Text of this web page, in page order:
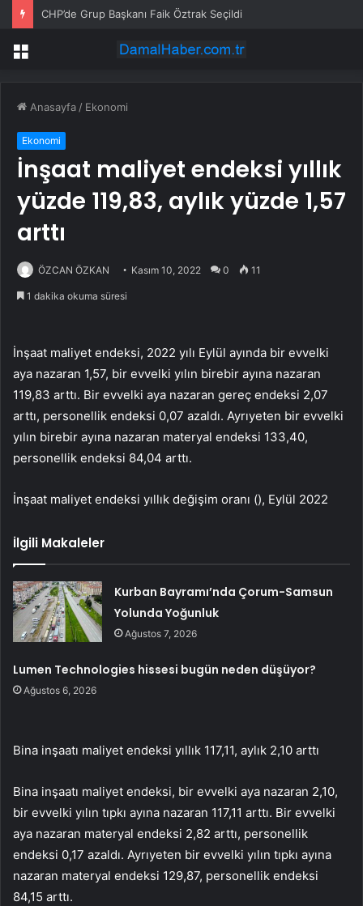
CHP’de Grup Başkanı Faik Öztrak Seçildi
Menü
Anasayfa / Ekonomi
Ekonomi
İnşaat maliyet endeksi yıllık
yüzde 119,83, aylık yüzde 1,57
arttı
ÖZCAN ÖZKAN Kasım 10, 2022 0 11
1 dakika okuma süresi
İnşaat maliyet endeksi, 2022 yılı Eylül ayında bir evvelki
aya nazaran 1,57, bir evvelki yılın birebir ayına nazaran
119,83 arttı. Bir evvelki aya nazaran gereç endeksi 2,07
arttı, personellik endeksi 0,07 azaldı. Ayrıyeten bir evvelki
yılın birebir ayına nazaran materyal endeksi 133,40,
personellik endeksi 84,04 arttı.
İnşaat maliyet endeksi yıllık değişim oranı (), Eylül 2022
İlgili Makaleler
Kurban Bayramı’nda Çorum-Samsun
Yolunda Yoğunluk
Ağustos 7, 2026
Lumen Technologies hissesi bugün neden düşüyor?
Ağustos 6, 2026
Bina inşaatı maliyet endeksi yıllık 117,11, aylık 2,10 arttı
Bina inşaatı maliyet endeksi, bir evvelki aya nazaran 2,10,
bir evvelki yılın tıpkı ayına nazaran 117,11 arttı. Bir evvelki
aya nazaran materyal endeksi 2,82 arttı, personellik
endeksi 0,17 azaldı. Ayrıyeten bir evvelki yılın tıpkı ayına
nazaran materyal endeksi 129,87, personellik endeksi
84,15 arttı.